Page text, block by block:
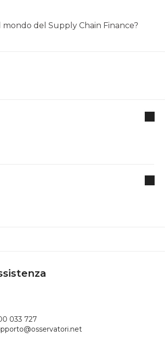
del Supply Chain Finance?
033 727